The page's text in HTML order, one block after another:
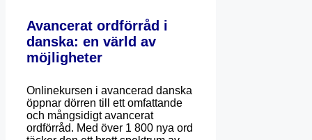
Avancerat ordförråd i
danska: en värld av
möjligheter
Onlinekursen i avancerad danska
öppnar dörren till ett omfattande
och mångsidigt avancerat
ordförråd. Med över 1 800 nya ord